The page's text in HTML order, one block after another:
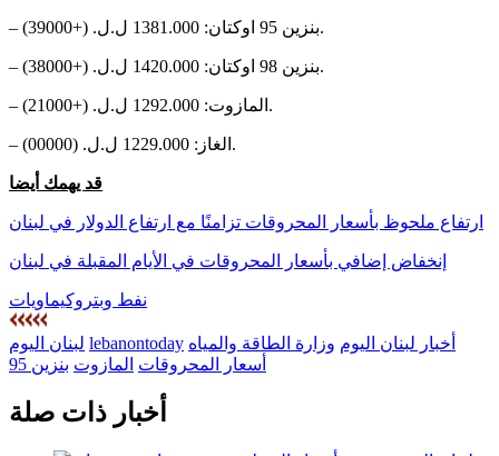
– بنزين 95 اوكتان: 1381.000 ل.ل. (+39000).
– بنزين 98 اوكتان: 1420.000 ل.ل. (+38000).
– المازوت: 1292.000 ل.ل. (+21000).
– الغاز: 1229.000 ل.ل. (00000).
قد يهمك أيضا
ارتفاع ملحوظ بأسعار المحروقات تزامنًا مع ارتفاع الدولار في لبنان
إنخفاض إضافي بأسعار المحروقات في الأيام المقبلة في لبنان
نفط وبتروكيماويات
لبنان اليوم lebanontoday أخبار لبنان اليوم وزارة الطاقة والمياه
أسعار المحروقات المازوت بنزين 95
أخبار ذات صلة